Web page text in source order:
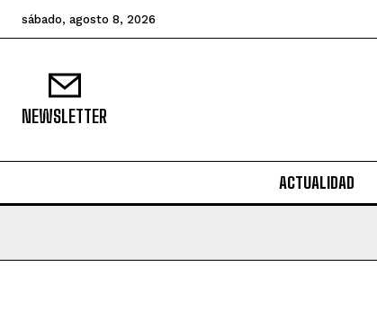
sábado, agosto 8, 2026
NEWSLETTER
ACTUALIDAD